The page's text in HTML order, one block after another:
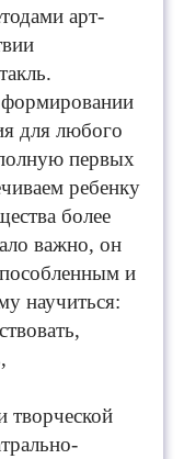
арт-
формировании
для любого
первых
ребенку
более
важно, он
и
научиться:
творческой